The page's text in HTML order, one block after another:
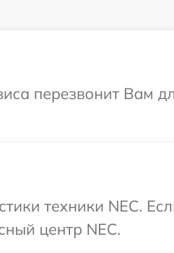
перезвонит Вам
техники NEC.
центр NEC.